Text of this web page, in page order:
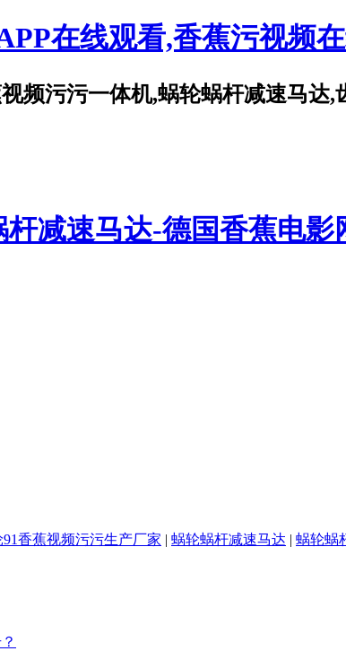
在线观看,香蕉污视频
频污污一体机,蜗轮蜗杆减速马达
91香蕉视频污污生产厂家 | 蜗轮蜗杆减速马达 | 蜗轮蜗